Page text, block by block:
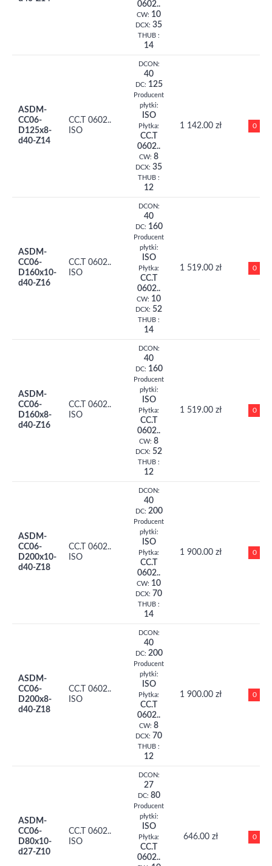
0602..
CW: 10
DCX: 35
THUB :
14
ASDM-
CC06-
D125x8-
d40-Z14
CC.T 0602..
ISO
DCON:
40
DC: 125
Producent
płytki:
ISO
Płytka:
CC.T
0602..
CW: 8
DCX: 35
THUB :
12
1 142.00 zł 0
ASDM-
CC06-
D160x10-
d40-Z16
CC.T 0602..
ISO
DCON:
40
DC: 160
Producent
płytki:
ISO
Płytka:
CC.T
0602..
CW: 10
DCX: 52
THUB :
14
1 519.00 zł 0
ASDM-
CC06-
D160x8-
d40-Z16
CC.T 0602..
ISO
DCON:
40
DC: 160
Producent
płytki:
ISO
Płytka:
CC.T
0602..
CW: 8
DCX: 52
THUB :
12
1 519.00 zł 0
ASDM-
CC06-
D200x10-
d40-Z18
CC.T 0602..
ISO
DCON:
40
DC: 200
Producent
płytki:
ISO
Płytka:
CC.T
0602..
CW: 10
DCX: 70
THUB :
14
1 900.00 zł 0
ASDM-
CC06-
D200x8-
d40-Z18
CC.T 0602..
ISO
DCON:
40
DC: 200
Producent
płytki:
ISO
Płytka:
CC.T
0602..
CW: 8
DCX: 70
THUB :
12
1 900.00 zł 0
ASDM-
CC06-
D80x10-
d27-Z10
CC.T 0602..
ISO
DCON:
27
DC: 80
Producent
płytki:
ISO
Płytka:
CC.T
0602..
646.00 zł 0